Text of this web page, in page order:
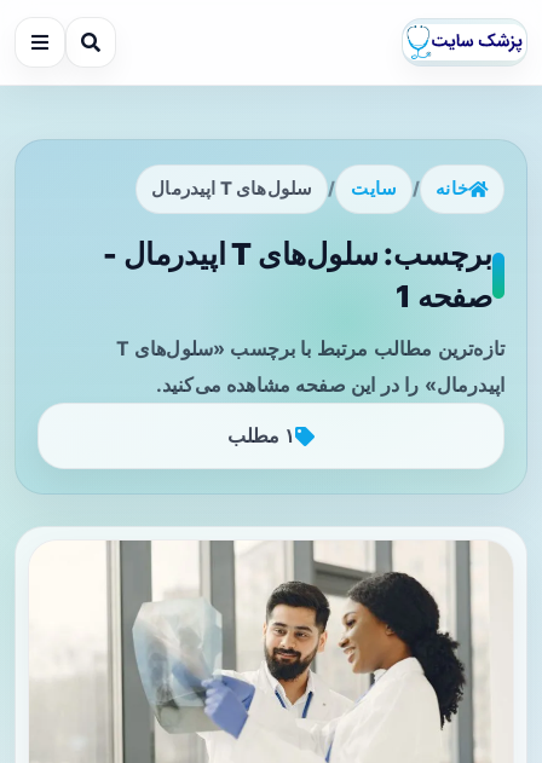
خانه / سایت / سلول‌های T اپیدرمال
برچسب: سلول‌های T اپیدرمال -
صفحه 1
تازه‌ترین مطالب مرتبط با برچسب «سلول‌های T
اپیدرمال» را در این صفحه مشاهده می‌کنید.
۱ مطلب